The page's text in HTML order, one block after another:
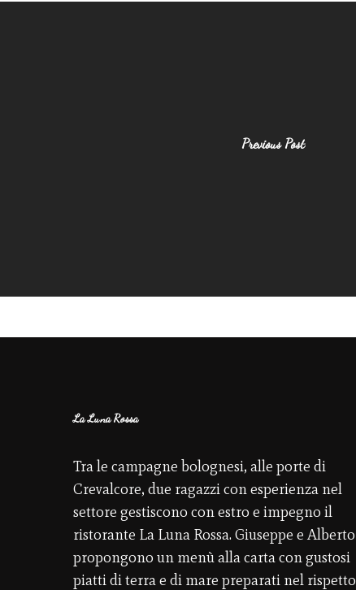
Previous Post
La Luna Rossa
Tra le campagne bolognesi, alle porte di
Crevalcore, due ragazzi con esperienza nel
settore gestiscono con estro e impegno il
ristorante La Luna Rossa. Giuseppe e Alberto
propongono un menù alla carta con gustosi
piatti di terra e di mare preparati nel rispetto